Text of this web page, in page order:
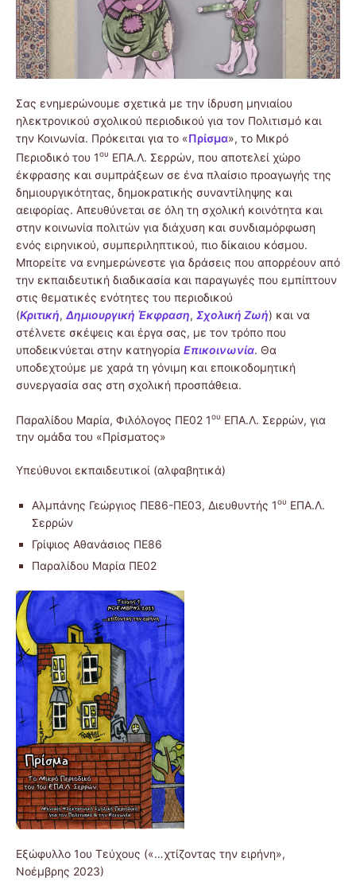
Σας ενημερώνουμε σχετικά με την ίδρυση μηνιαίου
ηλεκτρονικού σχολικού περιοδικού για τον Πολιτισμό και
την Κοινωνία. Πρόκειται για το «Πρίσμα», το Μικρό
Περιοδικό του 1ου ΕΠΑ.Λ. Σερρών, που αποτελεί χώρο
έκφρασης και συμπράξεων σε ένα πλαίσιο προαγωγής της
δημιουργικότητας, δημοκρατικής συναντίληψης και
αειφορίας. Απευθύνεται σε όλη τη σχολική κοινότητα και
στην κοινωνία πολιτών για διάχυση και συνδιαμόρφωση
ενός ειρηνικού, συμπεριληπτικού, πιο δίκαιου κόσμου.
Μπορείτε να ενημερώνεστε για δράσεις που απορρέουν από
την εκπαιδευτική διαδικασία και παραγωγές που εμπίπτουν
στις θεματικές ενότητες του περιοδικού
(Κριτική, Δημιουργική Έκφραση, Σχολική Ζωή) και να
στέλνετε σκέψεις και έργα σας, με τον τρόπο που
υποδεικνύεται στην κατηγορία Επικοινωνία. Θα
υποδεχτούμε με χαρά τη γόνιμη και εποικοδομητική
συνεργασία σας στη σχολική προσπάθεια.
Παραλίδου Μαρία, Φιλόλογος ΠΕ02 1ου ΕΠΑ.Λ. Σερρών, για
την ομάδα του «Πρίσματος»
Υπεύθυνοι εκπαιδευτικοί (αλφαβητικά)
Αλμπάνης Γεώργιος ΠΕ86-ΠΕ03, Διευθυντής 1ου ΕΠΑ.Λ.
Σερρών
Γρίψιος Αθανάσιος ΠΕ86
Παραλίδου Μαρία ΠΕ02
Εξώφυλλο 1ου Τεύχους («…χτίζοντας την ειρήνη»,
Νοέμβρης 2023)